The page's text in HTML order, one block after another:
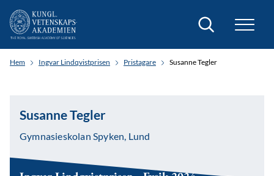
Sök
Hem Ingvar Lindqvistprisen Pristagare Susanne Tegler
Susanne Tegler
Gymnasieskolan Spyken, Lund